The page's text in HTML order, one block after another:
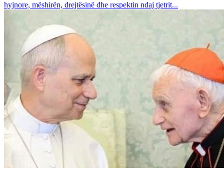
hyjnore, mëshirën, drejtësinë dhe respektin ndaj tjetrit...